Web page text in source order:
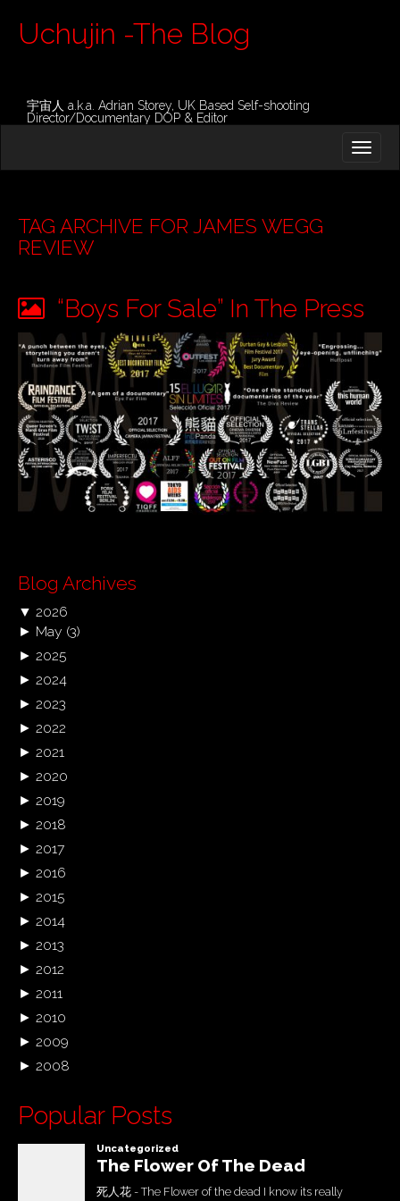
Uchujin -The Blog
宇宙人 a.k.a. Adrian Storey, UK Based Self-shooting
Director/Documentary DOP & Editor
N
M
E
U
O
C
O
E
N
T
TAG ARCHIVE FOR JAMES WEGG
REVIEW
“Boys For Sale” In The Press
Blog Archives
▼ 2026
► May (3)
► 2025
► 2024
► 2023
► 2022
► 2021
► 2020
► 2019
► 2018
► 2017
► 2016
► 2015
► 2014
► 2013
► 2012
► 2011
► 2010
► 2009
► 2008
Popular Posts